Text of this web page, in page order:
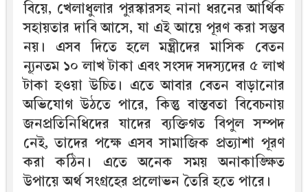
বিয়ে, খেলাধুলার পুরস্কারসহ নানা ধরনের আর্থিক
সহায়তার দাবি আসে, যা এই আয়ে পূরণ করা সম্ভব
নয়। এসব দিতে হলে মন্ত্রীদের মাসিক বেতন
ন্যূনতম ১০ লাখ টাকা এবং সংসদ সদস্যদের ৫ লাখ
টাকা হওয়া উচিত। এতে আবার বেতন বাড়ানোর
অভিযোগ উঠতে পারে, কিন্তু বাস্তবতা বিবেচনায়
জনপ্রতিনিধিদের যাদের ব্যক্তিগত বিপুল সম্পদ
নেই, তাদের পক্ষে এসব সামাজিক প্রত্যাশা পূরণ
করা কঠিন। এতে অনেক সময় অনাকাঙ্ক্ষিত
উপায়ে অর্থ সংগ্রহের প্রলোভন তৈরি হতে পারে।